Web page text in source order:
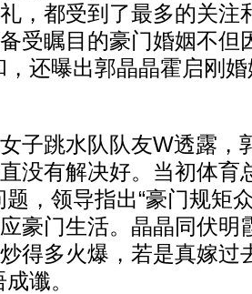
，都受到了最多的关注
受瞩目的豪门婚姻不但
，还曝出郭晶晶霍启刚
跳水队队友W透露，
没有解决好。当初体育
题，领导指出“豪门规矩
豪门生活。晶晶同伏明
得多火爆，若是真嫁过
谶。